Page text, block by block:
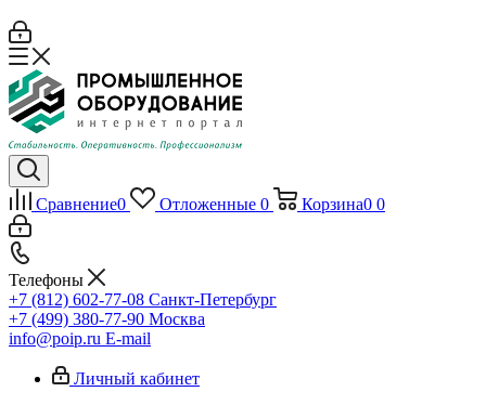
Сравнение0 Отложенные 0 Корзина0 0
Телефоны
+7 (812) 602-77-08 Санкт-Петербург
+7 (499) 380-77-90 Москва
info@poip.ru E-mail
Личный кабинет